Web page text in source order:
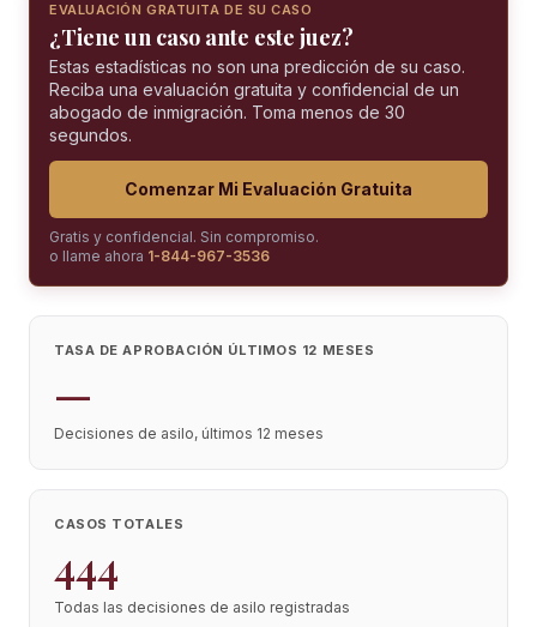
EVALUACIÓN GRATUITA DE SU CASO
¿Tiene un caso ante este juez?
Estas estadísticas no son una predicción de su caso.
Reciba una evaluación gratuita y confidencial de un
abogado de inmigración. Toma menos de 30
segundos.
Comenzar Mi Evaluación Gratuita
Gratis y confidencial. Sin compromiso.
o llame ahora 1-844-967-3536
TASA DE APROBACIÓN ÚLTIMOS 12 MESES
—
Decisiones de asilo, últimos 12 meses
CASOS TOTALES
444
Todas las decisiones de asilo registradas